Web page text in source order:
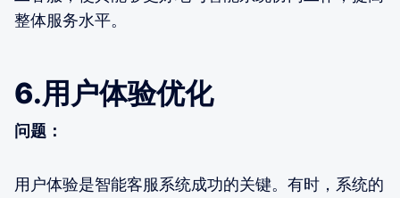
整体服务水平。
6.用户体验优化
问题：
用户体验是智能客服系统成功的关键。有时，系统的